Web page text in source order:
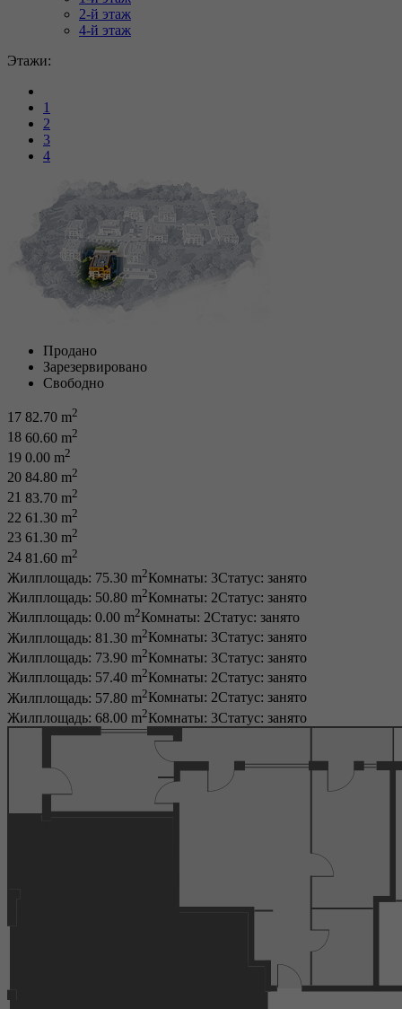
2-й этаж
4-й этаж
Этажи:
1
2
3
4
Продано
Зарезервировано
Свободно
17 82.70 m2
18 60.60 m2
19 0.00 m2
20 84.80 m2
21 83.70 m2
22 61.30 m2
23 61.30 m2
24 81.60 m2
Жилплощадь: 75.30 m2Комнаты: 3Статус: занято
Жилплощадь: 50.80 m2Комнаты: 2Статус: занято
Жилплощадь: 0.00 m2Комнаты: 2Статус: занято
Жилплощадь: 81.30 m2Комнаты: 3Статус: занято
Жилплощадь: 73.90 m2Комнаты: 3Статус: занято
Жилплощадь: 57.40 m2Комнаты: 2Статус: занято
Жилплощадь: 57.80 m2Комнаты: 2Статус: занято
Жилплощадь: 68.00 m2Комнаты: 3Статус: занято